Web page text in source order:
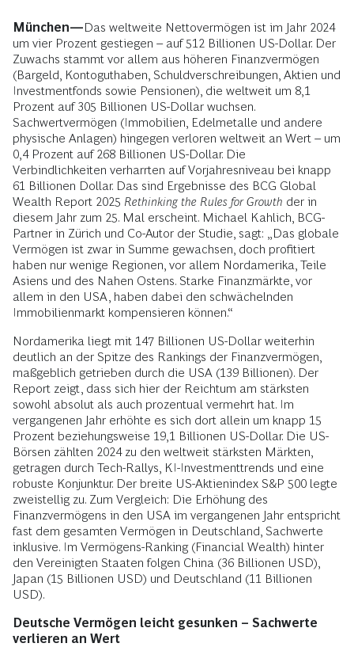
München—Das weltweite Nettovermögen ist im Jahr 2024
um vier Prozent gestiegen – auf 512 Billionen US-Dollar. Der
Zuwachs stammt vor allem aus höheren Finanzvermögen
(Bargeld, Kontoguthaben, Schuldverschreibungen, Aktien und
Investmentfonds sowie Pensionen), die weltweit um 8,1
Prozent auf 305 Billionen US-Dollar wuchsen.
Sachwertvermögen (Immobilien, Edelmetalle und andere
physische Anlagen) hingegen verloren weltweit an Wert – um
0,4 Prozent auf 268 Billionen US-Dollar. Die
Verbindlichkeiten verharrten auf Vorjahresniveau bei knapp
61 Billionen Dollar. Das sind Ergebnisse des BCG Global
Wealth Report 2025 Rethinking the Rules for Growth der in
diesem Jahr zum 25. Mal erscheint. Michael Kahlich, BCG-
Partner in Zürich und Co-Autor der Studie, sagt: „Das globale
Vermögen ist zwar in Summe gewachsen, doch profitiert
haben nur wenige Regionen, vor allem Nordamerika, Teile
Asiens und des Nahen Ostens. Starke Finanzmärkte, vor
allem in den USA, haben dabei den schwächelnden
Immobilienmarkt kompensieren können.“
Nordamerika liegt mit 147 Billionen US-Dollar weiterhin
deutlich an der Spitze des Rankings der Finanzvermögen,
maßgeblich getrieben durch die USA (139 Billionen). Der
Report zeigt, dass sich hier der Reichtum am stärksten
sowohl absolut als auch prozentual vermehrt hat. Im
vergangenen Jahr erhöhte es sich dort allein um knapp 15
Prozent beziehungsweise 19,1 Billionen US-Dollar. Die US-
Börsen zählten 2024 zu den weltweit stärksten Märkten,
getragen durch Tech-Rallys, KI-Investmenttrends und eine
robuste Konjunktur. Der breite US-Aktienindex S&P 500 legte
zweistellig zu. Zum Vergleich: Die Erhöhung des
Finanzvermögens in den USA im vergangenen Jahr entspricht
fast dem gesamten Vermögen in Deutschland, Sachwerte
inklusive. Im Vermögens-Ranking (Financial Wealth) hinter
den Vereinigten Staaten folgen China (36 Billionen USD),
Japan (15 Billionen USD) und Deutschland (11 Billionen
USD).
Deutsche Vermögen leicht gesunken – Sachwerte
verlieren an Wert